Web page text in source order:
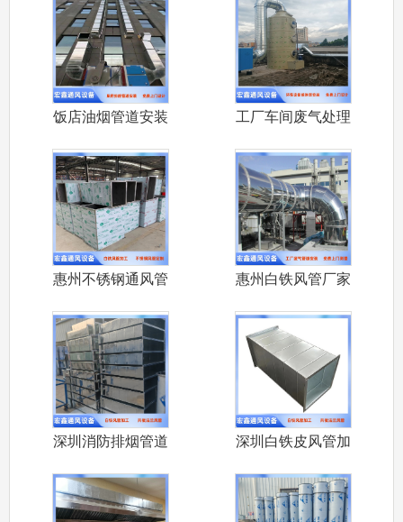
饭店油烟管道安装
工厂车间废气处理
惠州不锈钢通风管
惠州白铁风管厂家
深圳消防排烟管道
深圳白铁皮风管加